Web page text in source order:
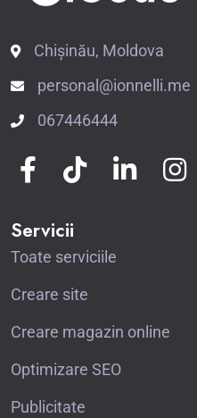
Chișinău, Moldova
personal@ionnelli.me
067446444
Servicii
Toate serviciile
Creare site
Creare magazin online
Optimizare SEO
Publicitate